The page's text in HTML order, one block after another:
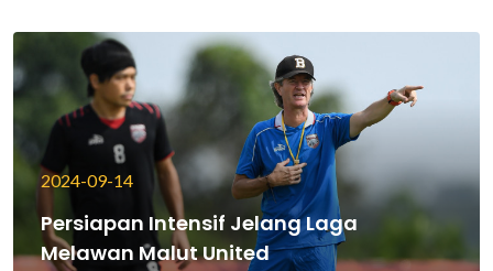
2024-09-14
Persiapan Intensif Jelang Laga
Melawan Malut United